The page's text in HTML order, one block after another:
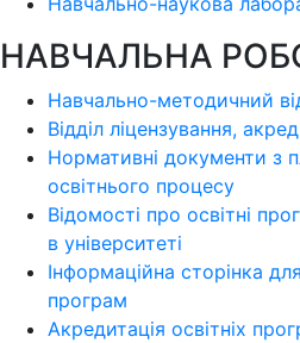
НАВЧАЛЬНА
Навчально-методичний
Відділ ліцензування,
Нормативні документи з
освітнього процесу
Відомості про освітні
в університеті
Інформаційна сторінка
програм
Акредитація освітніх